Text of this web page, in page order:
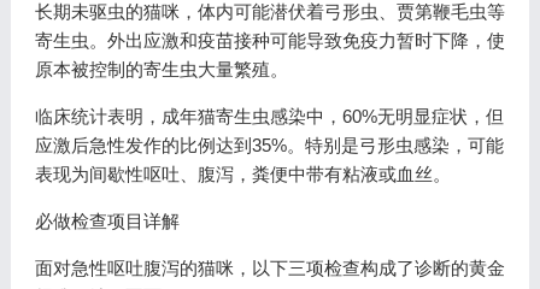
长期未驱虫的猫咪，体内可能潜伏着弓形虫、贾第鞭毛虫等
寄生虫。外出应激和疫苗接种可能导致免疫力暂时下降，使
原本被控制的寄生虫大量繁殖。
临床统计表明，成年猫寄生虫感染中，60%无明显症状，但
应激后急性发作的比例达到35%。特别是弓形虫感染，可能
表现为间歇性呕吐、腹泻，粪便中带有粘液或血丝。
必做检查项目详解
面对急性呕吐腹泻的猫咪，以下三项检查构成了诊断的黄金